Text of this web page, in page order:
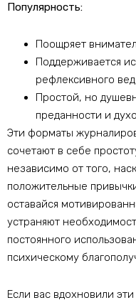
Популярность:
Поощряет
Поддерживается
рефлексивного
Простой, но
преданности и
Эти форматы
сочетают в себе
независимо от того,
положительные
оставайся
устраняют
постоянного
психическому
Если вас вдохновили